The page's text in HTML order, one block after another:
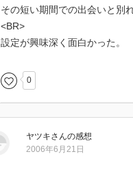
その短い期間での出会いと別
<BR>
設定が興味深く面白かった。
0
ヤツキさんの感想
2006年6月21日